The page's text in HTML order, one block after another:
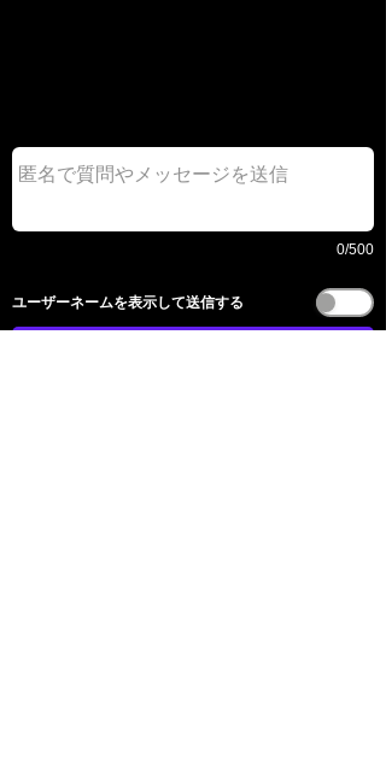
0/500
​ユーザーネームを表示して送信する